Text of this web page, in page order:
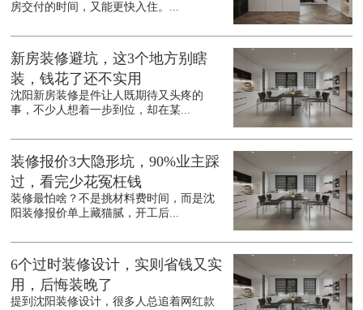
房交付的时间，又能更快入住。...
新房装修避坑，这3个地方别瞎
装，钱花了还不实用
沈阳新房装修是件让人既期待又头疼的
事，不少人想着一步到位，却在某...
装修报价3大隐形坑，90%业主踩
过，看完少花冤枉钱
装修最怕啥？不是挑材料费时间，而是沈
阳装修报价单上藏猫腻，开工后...
6个过时装修设计，实则省钱又实
用，后悔装晚了
提到沈阳装修设计，很多人总追着网红款